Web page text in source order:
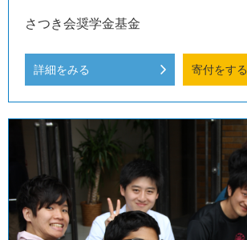
さつき会奨学金基金
詳細をみる 寄付をする